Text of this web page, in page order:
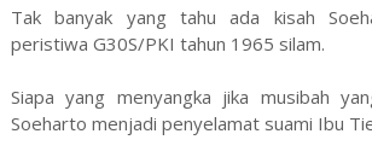
Tak banyak yang tahu ada kisah
peristiwa G30S/PKI tahun 1965 silam.
Siapa yang menyangka jika musibah
Soeharto menjadi penyelamat suami Ibu